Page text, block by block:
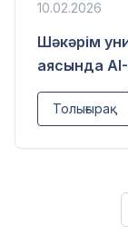
10.02.2026
Шәкәрім
аясында
Толығырақ